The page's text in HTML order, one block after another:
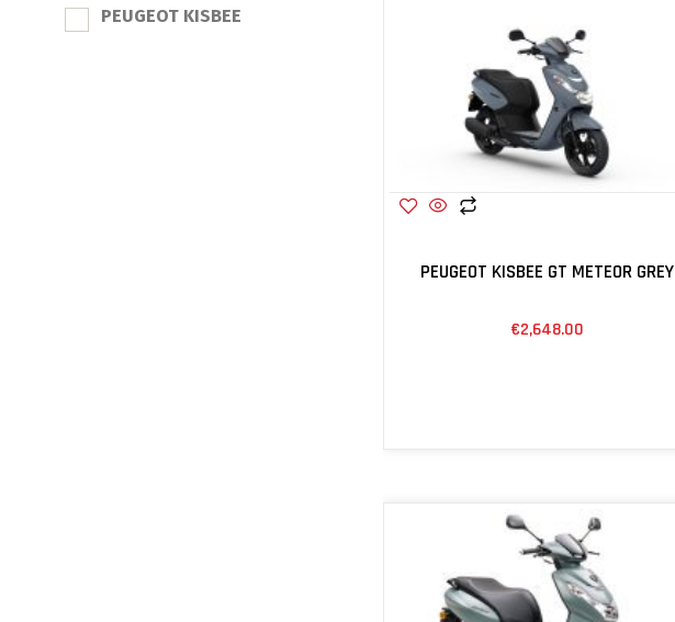
PEUGEOT KISBEE
PEUGEOT KISBEE GT METEOR GREY
€2,648.00